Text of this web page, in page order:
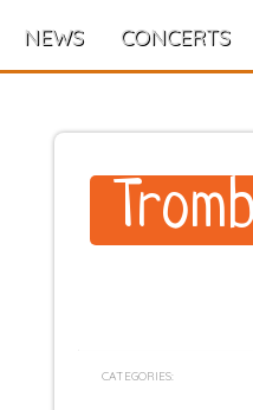
NEWS CONCERTS
CATEGORIES: